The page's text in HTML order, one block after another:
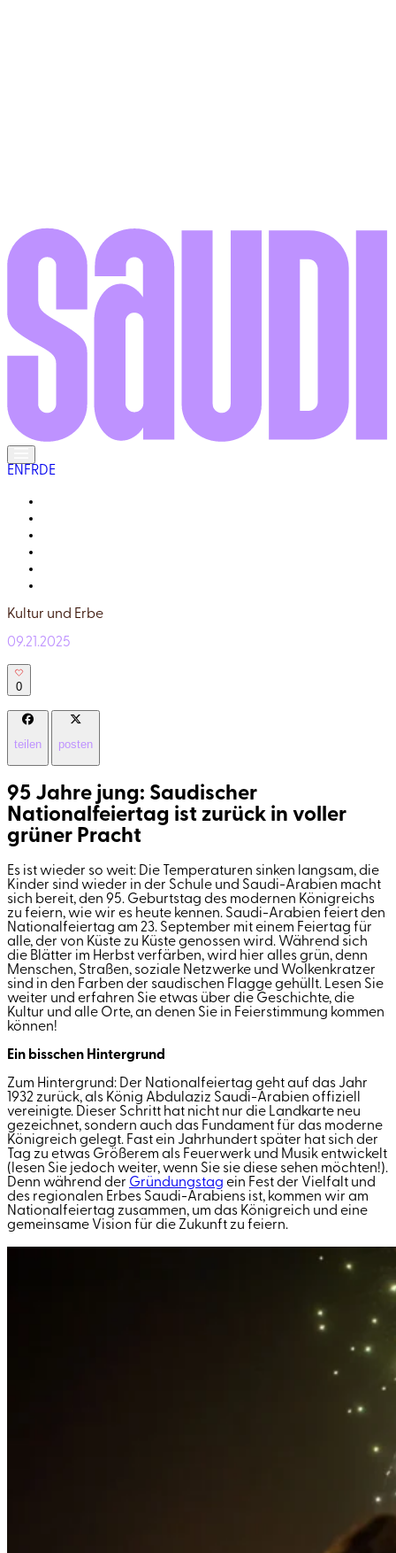
EN FRDE
Kultur und Erbe
09.21.2025
0
teilen posten
95 Jahre jung: Saudischer
Nationalfeiertag ist zurück in voller
grüner Pracht
Es ist wieder so weit: Die Temperaturen sinken langsam, die
Kinder sind wieder in der Schule und Saudi-Arabien macht
sich bereit, den 95. Geburtstag des modernen Königreichs
zu feiern, wie wir es heute kennen. Saudi-Arabien feiert den
Nationalfeiertag am 23. September mit einem Feiertag für
alle, der von Küste zu Küste genossen wird. Während sich
die Blätter im Herbst verfärben, wird hier alles grün, denn
Menschen, Straßen, soziale Netzwerke und Wolkenkratzer
sind in den Farben der saudischen Flagge gehüllt. Lesen Sie
weiter und erfahren Sie etwas über die Geschichte, die
Kultur und alle Orte, an denen Sie in Feierstimmung kommen
können!
Ein bisschen Hintergrund
Zum Hintergrund: Der Nationalfeiertag geht auf das Jahr
1932 zurück, als König Abdulaziz Saudi-Arabien offiziell
vereinigte. Dieser Schritt hat nicht nur die Landkarte neu
gezeichnet, sondern auch das Fundament für das moderne
Königreich gelegt. Fast ein Jahrhundert später hat sich der
Tag zu etwas Größerem als Feuerwerk und Musik entwickelt
(lesen Sie jedoch weiter, wenn Sie siediese sehen möchten!).
Denn während der Gründungstag ein Fest der Vielfalt und
des regionalen Erbes Saudi-Arabiens ist, kommen wir am
Nationalfeiertag zusammen, um das Königreich und eine
gemeinsame Vision für die Zukunft zu feiern.